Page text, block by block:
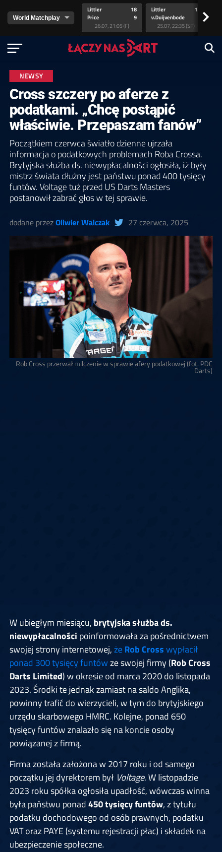
Littler
Price
18
9
26.07, 21:05 (F)
Littler
v.Duijvenbode
17
25.07, 22:35 (SF)
>
NEWSY
Cross szczery po aferze z
podatkami. „Chcę postąpić
właściwie. Przepaszam fanów”
Początkiem czerwca światło dzienne ujrzała
informacja o podatkowych problemach Roba Crossa.
Brytyjska służba ds. niewypłacalności ogłosiła, iż były
mistrz świata dłużny jest państwu ponad 400 tysięcy
funtów. Voltage tuż przed US Darts Masters
postanowił zabrać głos w tej sprawie.
dodane przezOliwier Walczak 27 czerwca, 2025
Rob Cross przerwał milczenie w sprawie afery podatkowej (fot. PDC
Darts)
W ubiegłym miesiącu, brytyjska służba ds.
niewypłacalności poinformowała za pośrednictwem
swojej strony internetowej,żeRob Crosswypłacił
ponad 300 tysięcy funtówze swojej firmy (Rob Cross
Darts Limited) w okresie od marca 2020 do listopada
2023. Środki te jednak zamiast na saldo Anglika,
powinny trafić do wierzycieli, w tym do brytyjskiego
urzędu skarbowego HMRC. Kolejne, ponad 650
tysięcy funtów znalazło się na koncie osoby
powiązanej z firmą.
Firma została założona w 2017 roku i od samego
początku jej dyrektorem był Voltage. W listopadzie
2023 roku spółka ogłosiła upadłość, wówczas winna
była państwu ponad450 tysięcy funtów, z tytułu
podatku dochodowego od osób prawnych, podatku
VAT oraz PAYE (systemu rejestracji płac) i składek na
ubezpieczenie społeczne.